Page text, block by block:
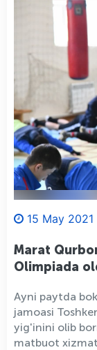
15 May 2021
Marat
Olimpiada
Ayni paytda
jamoasi
yig'inini olib
matbuot